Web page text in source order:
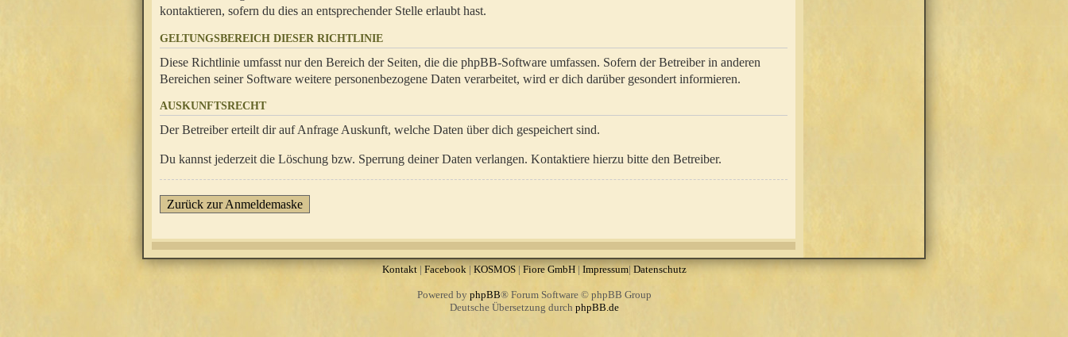
kontaktieren, sofern du dies an entsprechender Stelle erlaubt hast.
GELTUNGSBEREICH DIESER RICHTLINIE
Diese Richtlinie umfasst nur den Bereich der Seiten, die die phpBB-Software umfassen. Sofern der Betreiber in anderen
Bereichen seiner Software weitere personenbezogene Daten verarbeitet, wird er dich darüber gesondert informieren.
AUSKUNFTSRECHT
Der Betreiber erteilt dir auf Anfrage Auskunft, welche Daten über dich gespeichert sind.
Du kannst jederzeit die Löschung bzw. Sperrung deiner Daten verlangen. Kontaktiere hierzu bitte den Betreiber.
Zurück zur Anmeldemaske
Kontakt| Facebook|KOSMOS| Fiore GmbH| Impressum|Datenschutz
Powered by phpBB® Forum Software © phpBB Group
Deutsche Übersetzung durch phpBB.de